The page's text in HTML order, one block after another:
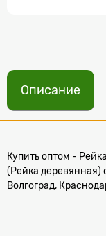
Описание
Купить оптом -
(Рейка деревянная)
Волгоград,